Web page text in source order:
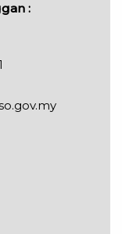
: